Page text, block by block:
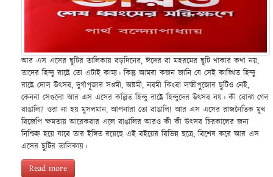
আর এস এসের ছুটির তালিকায় বড়দিনের, ঈদের বা মহরমের ছুটি থাকার কথা নয়,
তাদের হিন্দু রাষ্ট্রে তো এটাই কাম্য। কিন্তু আমরা কজন জানি যে সেই কাঙ্খিত হিন্দু
রাষ্ট্রে দোল উৎসব, দুর্গাপূজার সপ্তমী, অষ্টমী, নবমী কিংবা লক্ষ্মীপুজোর ছুটিও নেই,
কেননা সেগুলো আর এস এসের কল্পিত হিন্দু রাষ্ট্রে হিন্দুদের উৎসব নয়। কী বোঝা গেল
বাঙালি? ওরা না হয় মুসলমান, আপনারা তো বাঙালি! আর এস এসের রাজনৈতিক মুখ
বিজেপি ক্ষমতায় আরেকবার এলে বাঙালির আরও কী কী উৎসব চিরকালের জন্য
নিশ্চিহ্ন হয়ে যাবে তার ইঙ্গিত রয়েছে এই বইয়ের বিভিন্ন ছত্রে, বিশেষ করে আর এস
এসের ছুটির তালিকায়।
Read more